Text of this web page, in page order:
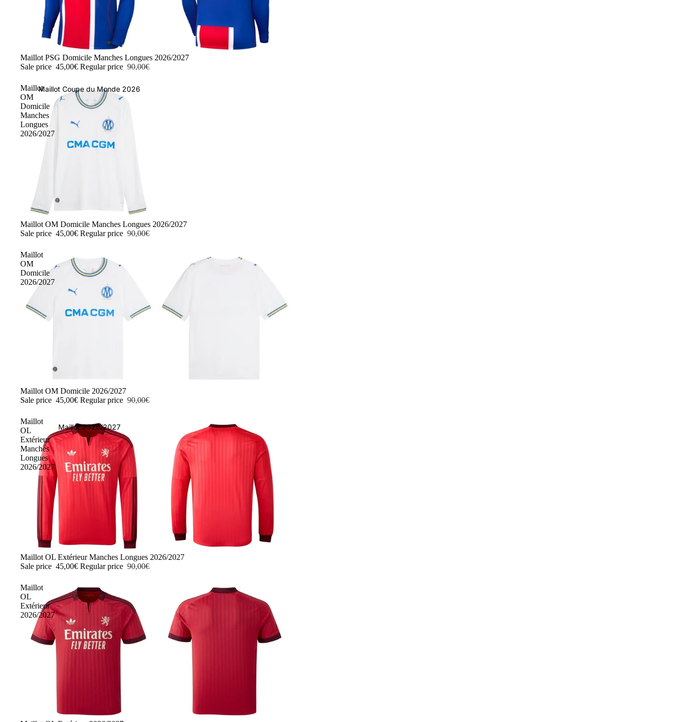
Maillot Coupe du Monde 2026
Maillot 2026/2027
-50%
Maillot PSG Domicile Manches Longues 2026/2027
Sale price 45,00€ Regular price 90,00€
Maillot
OM
Domicile
Manches
Longues
2026/2027
-50%
Maillot OM Domicile Manches Longues 2026/2027
Sale price 45,00€ Regular price 90,00€
Maillot
OM
Domicile
2026/2027
-50%
Maillot OM Domicile 2026/2027
Sale price 45,00€ Regular price 90,00€
Maillot
OL
Extérieur
Manches
Longues
2026/2027
-50%
Maillot OL Extérieur Manches Longues 2026/2027
Sale price 45,00€ Regular price 90,00€
Maillot
OL
Extérieur
2026/2027